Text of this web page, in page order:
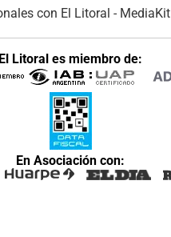
con El Litoral - MediaKit
El Litoral es miembro de:
En Asociación con: